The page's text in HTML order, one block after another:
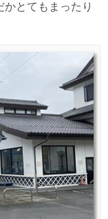
とてもまったり